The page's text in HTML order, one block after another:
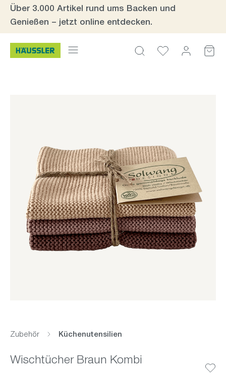
Zum Hauptinhalt springen
Über 3.000 Artikel rund ums Backen und
Genießen – jetzt online entdecken.
Zubehör Küchenutensilien
Wischtücher Braun Kombi